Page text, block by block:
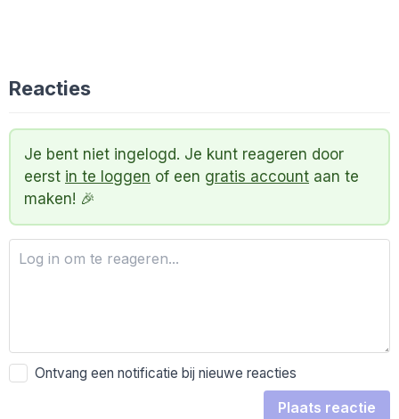
Reacties
Je bent niet ingelogd. Je kunt reageren door
eerst in te loggen of een gratis account aan te
maken! 🎉
Ontvang een notificatie bij nieuwe reacties
Plaats reactie